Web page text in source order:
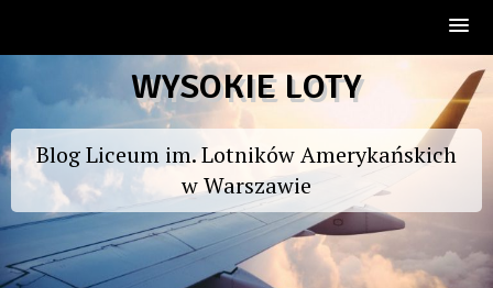
to
WYSOKIE LOTY
Blog Liceum im. Lotników Amerykańskich
w Warszawie